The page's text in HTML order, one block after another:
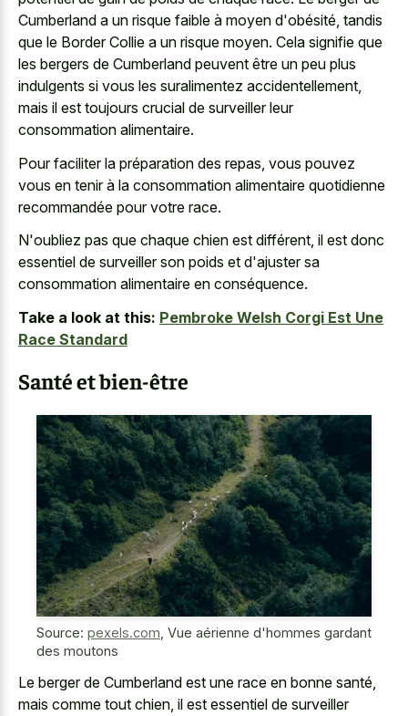
Cumberland a un risque faible à moyen d'obésité, tandis
que le Border Collie a un risque moyen. Cela signifie que
les bergers de Cumberland peuvent être un peu plus
indulgents si vous les suralimentez accidentellement,
mais il est toujours crucial de surveiller leur
consommation alimentaire.
Pour faciliter la préparation des repas, vous pouvez
vous en tenir à la consommation alimentaire quotidienne
recommandée pour votre race.
N'oubliez pas que chaque chien est différent, il est donc
essentiel de surveiller son poids et d'ajuster sa
consommation alimentaire en conséquence.
Take a look at this: Pembroke Welsh Corgi Est Une
Race Standard
Santé et bien-être
Source: pexels.com Vue aérienne d'hommes gardant
des moutons
Le berger de Cumberland est une race en bonne santé,
mais comme tout chien, il est essentiel de surveiller